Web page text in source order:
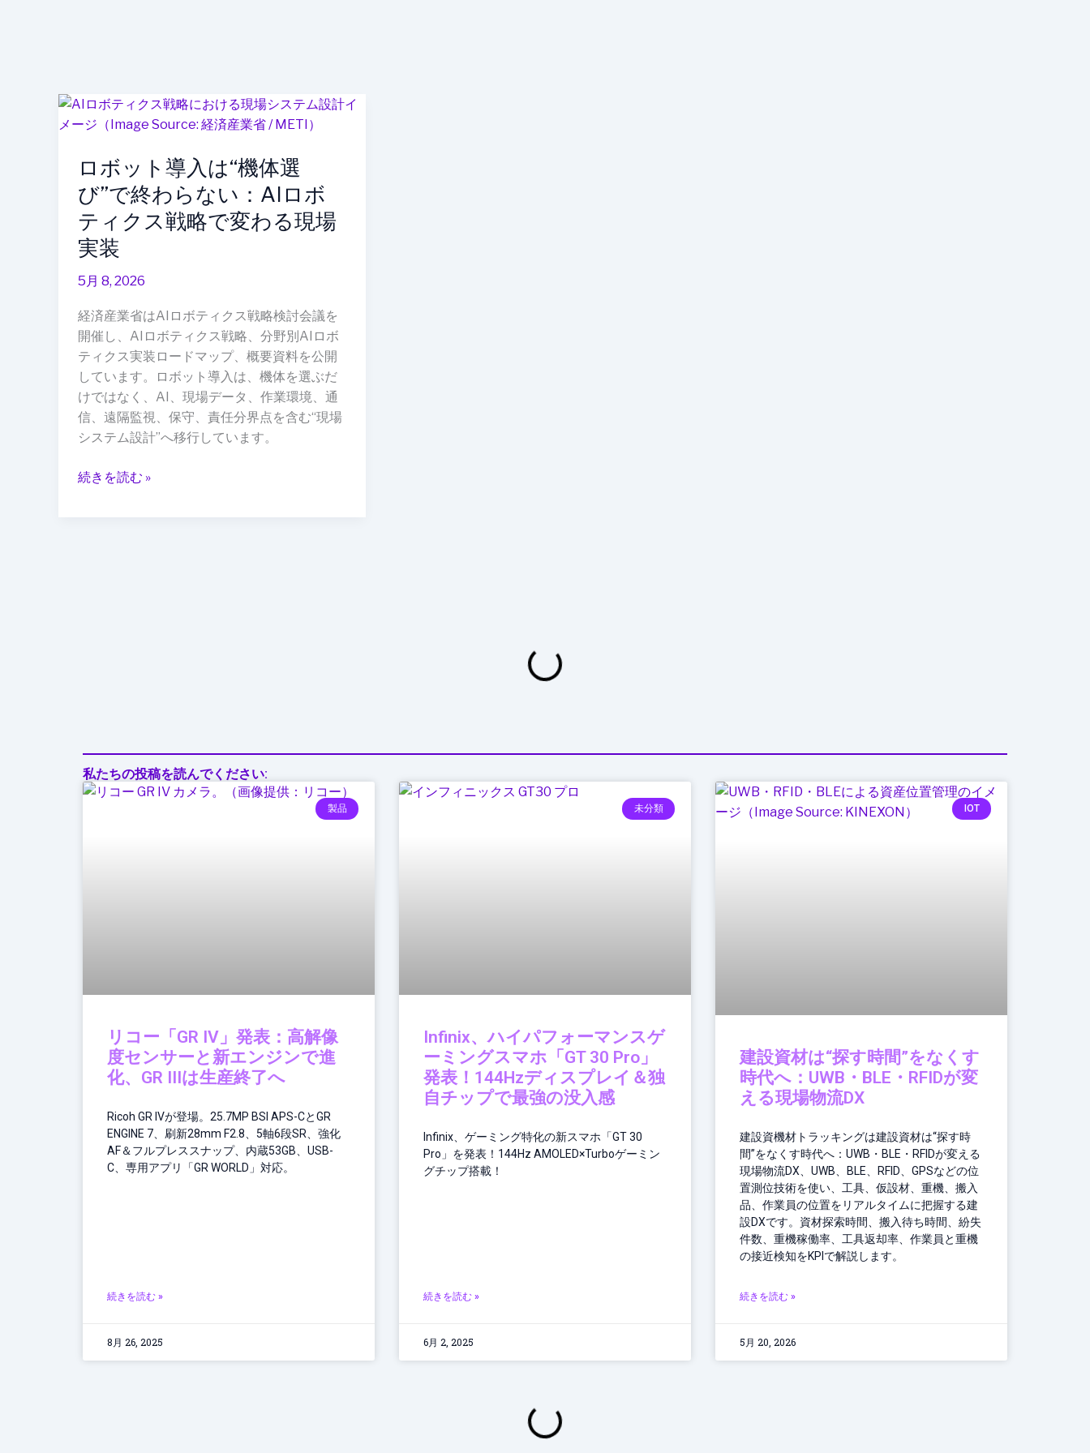
ロボット導入は“機体選
び”で終わらない：AIロボ
ティクス戦略で変わる現場
実装
5月 8, 2026
経済産業省はAIロボティクス戦略検討会議を
開催し、AIロボティクス戦略、分野別AIロボ
ティクス実装ロードマップ、概要資料を公開
しています。ロボット導入は、機体を選ぶだ
けではなく、AI、現場データ、作業環境、通
信、遠隔監視、保守、責任分界点を含む“現場
システム設計”へ移行しています。
ロ
ボ
ト
導
入
は“機
体
び”で
終
わ
ら
な
い：
AI
ロ
ボ
テ
ィ
続きを読む »
私たちの投稿を読んでください:
製品
リコー「GR IV」発表：高解像
度センサーと新エンジンで進
化、GR IIIは生産終了へ
Ricoh GR IVが登場。25.7MP BSI APS-CとGR
ENGINE 7、刷新28mm F2.8、5軸6段SR、強化
AF＆フルプレススナップ、内蔵53GB、USB-
C、専用アプリ「GR WORLD」対応。
続きを読む »
8月 26, 2025
未分類
Infinix、ハイパフォーマンスゲ
ーミングスマホ「GT 30 Pro」
発表！144Hzディスプレイ＆独
自チップで最強の没入感
Infinix、ゲーミング特化の新スマホ「GT 30
Pro」を発表！144Hz AMOLED×Turboゲーミン
グチップ搭載！
続きを読む »
6月 2, 2025
IOT
建設資材は“探す時間”をなくす
時代へ：UWB・BLE・RFIDが変
える現場物流DX
建設資機材トラッキングは建設資材は“探す時
間”をなくす時代へ：UWB・BLE・RFIDが変える
現場物流DX、UWB、BLE、RFID、GPSなどの位
置測位技術を使い、工具、仮設材、重機、搬入
品、作業員の位置をリアルタイムに把握する建
設DXです。資材探索時間、搬入待ち時間、紛失
件数、重機稼働率、工具返却率、作業員と重機
の接近検知をKPIで解説します。
続きを読む »
5月 20, 2026